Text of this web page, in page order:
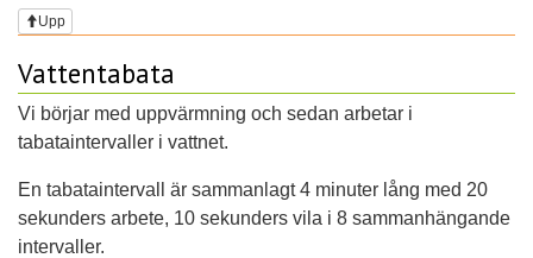
Upp
Vattentabata
Vi börjar med uppvärmning och sedan arbetar i
tabataintervaller i vattnet.
En tabataintervall är sammanlagt 4 minuter lång med 20
sekunders arbete, 10 sekunders vila i 8 sammanhängande
intervaller.